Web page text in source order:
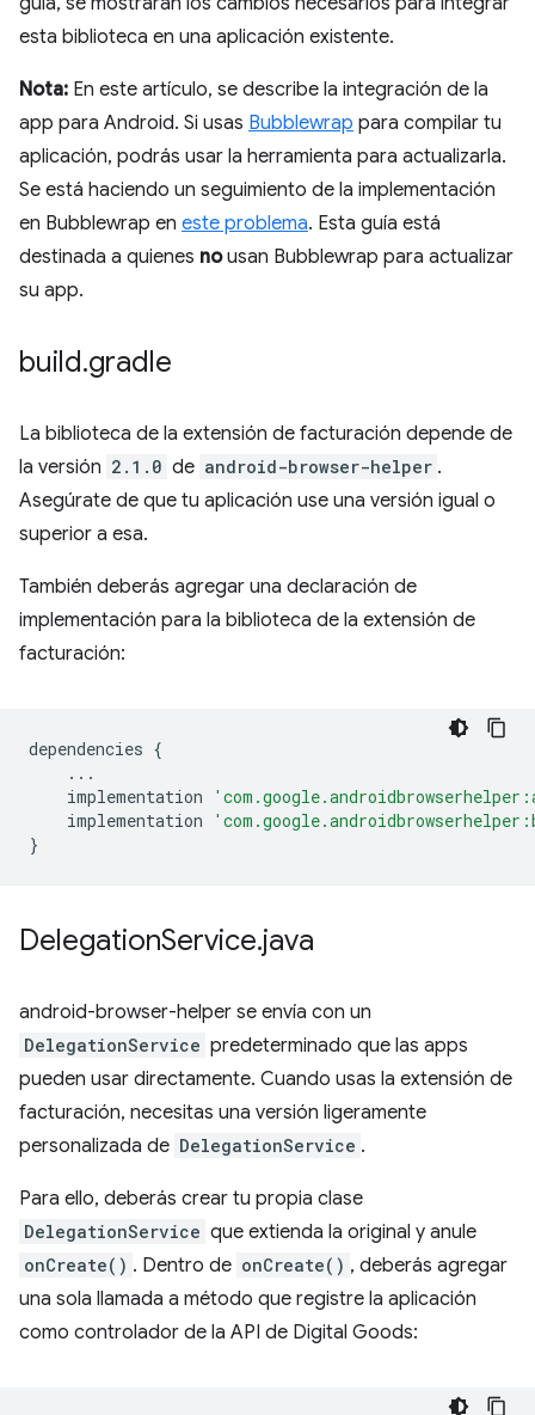
esta biblioteca en una aplicación existente.
Nota: En este artículo, se describe la integración de la
app para Android. Si usas Bubblewrap para compilar tu
aplicación, podrás usar la herramienta para actualizarla.
Se está haciendo un seguimiento de la implementación
en Bubblewrap en este problema. Esta guía está
destinada a quienes nousan Bubblewrap para actualizar
su app.
build.gradle
La biblioteca de la extensión de facturación depende de
la versión 2.1.0 de android-browser-helper .
Asegúrate de que tu aplicación use una versión igual o
superior a esa.
También deberás agregar una declaración de
implementación para la biblioteca de la extensión de
facturación:
dependencies {
...
implementation
implementation
}
DelegationService.java
android-browser-helper se envía con un
DelegationService predeterminado que las apps
pueden usar directamente. Cuando usas la extensión de
facturación, necesitas una versión ligeramente
personalizada de DelegationService .
Para ello, deberás crear tu propia clase
DelegationService que extienda la original y anule
onCreate() . Dentro de onCreate() , deberás agregar
una sola llamada a método que registre la aplicación
como controlador de la API de Digital Goods: